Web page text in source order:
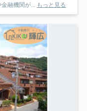
融機関が...
もっと見る